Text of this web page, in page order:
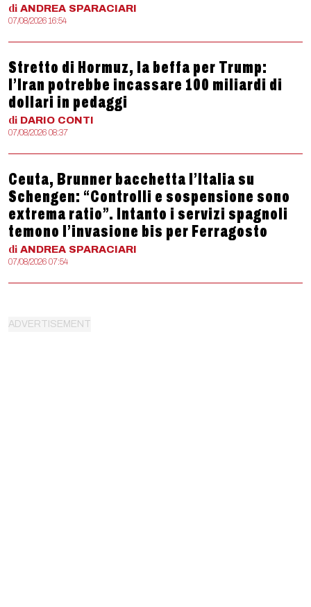
di ANDREA SPARACIARI
07/08/2026 16:54
Stretto di Hormuz, la beffa per Trump:
l’Iran potrebbe incassare 100 miliardi di
dollari in pedaggi
di DARIO CONTI
07/08/2026 08:37
Ceuta, Brunner bacchetta l’Italia su
Schengen: “Controlli e sospensione sono
extrema ratio”. Intanto i servizi spagnoli
temono l’invasione bis per Ferragosto
di ANDREA SPARACIARI
07/08/2026 07:54